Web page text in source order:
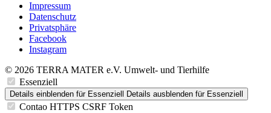
Impressum
Datenschutz
Privatsphäre
Facebook
Instagram
© 2026 TERRA MATER e.V. Umwelt- und Tierhilfe
Essenziell
Details einblenden für Essenziell Details ausblenden für Essenziell
Contao HTTPS CSRF Token